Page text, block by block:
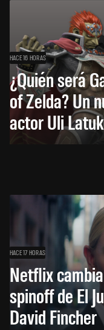
HACE 16 HORAS
¿Quién será
of Zelda? Un
actor Uli
HACE 17 HORAS
Netflix
spinoff de El
David Fincher